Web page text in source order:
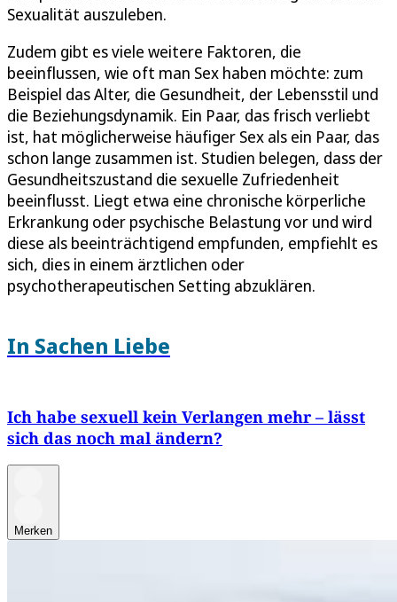
Sexualität auszuleben.
Zudem gibt es viele weitere Faktoren, die
beeinflussen, wie oft man Sex haben möchte: zum
Beispiel das Alter, die Gesundheit, der Lebensstil und
die Beziehungsdynamik. Ein Paar, das frisch verliebt
ist, hat möglicherweise häufiger Sex als ein Paar, das
schon lange zusammen ist. Studien belegen, dass der
Gesundheitszustand die sexuelle Zufriedenheit
beeinflusst. Liegt etwa eine chronische körperliche
Erkrankung oder psychische Belastung vor und wird
diese als beeinträchtigend empfunden, empfiehlt es
sich, dies in einem ärztlichen oder
psychotherapeutischen Setting abzuklären.
In Sachen Liebe
Ich habe sexuell kein Verlangen mehr – lässt
sich das noch mal ändern?
Merken